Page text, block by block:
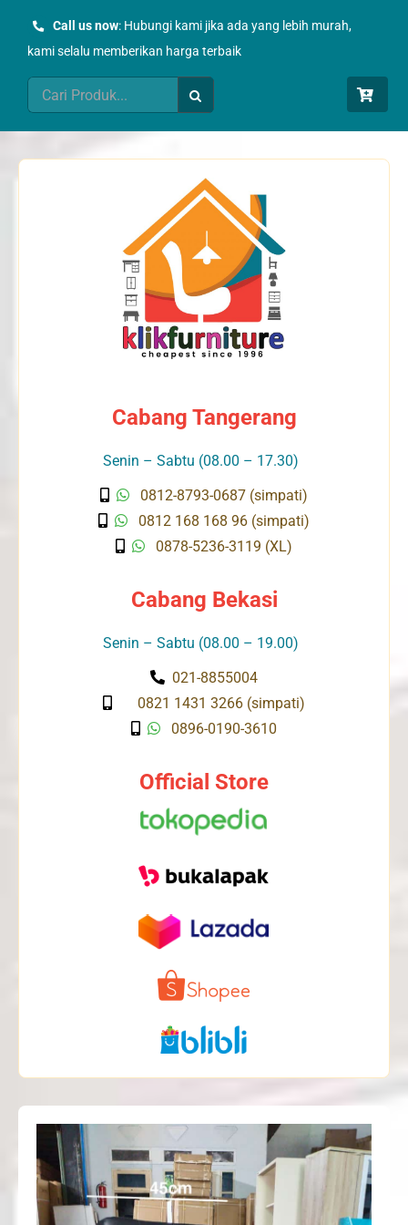
Call us now: Hubungi kami jika ada yang lebih murah,
kami selalu memberikan harga terbaik
Search
for:
Cabang Tangerang
Senin – Sabtu (08.00 – 17.30)
0812-8793-0687 (simpati)
0812 168 168 96 (simpati)
0878-5236-3119 (XL)
Cabang Bekasi
Senin – Sabtu (08.00 – 19.00)
021-8855004
0821 1431 3266 (simpati)
0896-0190-3610
Official Store